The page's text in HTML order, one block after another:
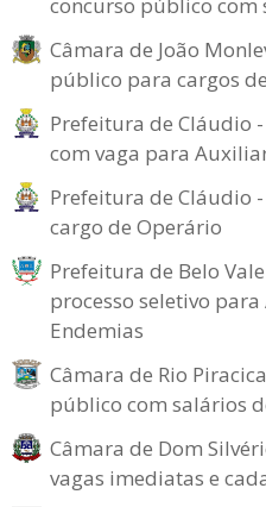
Câmara de João
público para cargos
Prefeitura de Cláudio
com vaga para
Prefeitura de Cláudio
cargo de Operário
Prefeitura de Belo
processo seletivo para
Endemias
Câmara de Rio
público com salários
Câmara de Dom
vagas imediatas e